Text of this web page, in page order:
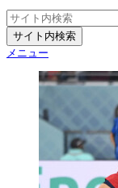
メニュー